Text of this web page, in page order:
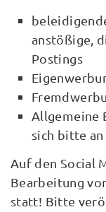
anstößige,
Postings
Allgemeine
sich bitte
Auf den Social
Bearbeitung
statt! Bitte